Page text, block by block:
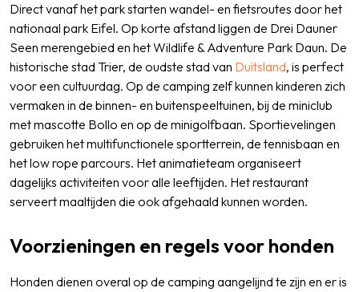
Direct vanaf het park starten wandel- en fietsroutes door het
nationaal park Eifel. Op korte afstand liggen de Drei Dauner
Seen merengebied en het Wildlife & Adventure Park Daun. De
historische stad Trier, de oudste stad van Duitsland, is perfect
voor een cultuurdag. Op de camping zelf kunnen kinderen zich
vermaken in de binnen- en buitenspeeltuinen, bij de miniclub
met mascotte Bollo en op de minigolfbaan. Sportievelingen
gebruiken het multifunctionele sportterrein, de tennisbaan en
het low rope parcours. Het animatieteam organiseert
dagelijks activiteiten voor alle leeftijden. Het restaurant
serveert maaltijden die ook afgehaald kunnen worden.
Voorzieningen en regels voor honden
Honden dienen overal op de camping aangelijnd te zijn en er is